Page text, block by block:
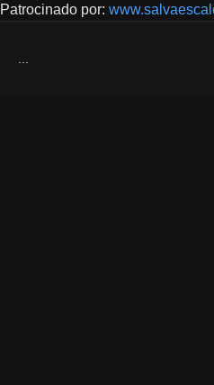
Patrocinado por: